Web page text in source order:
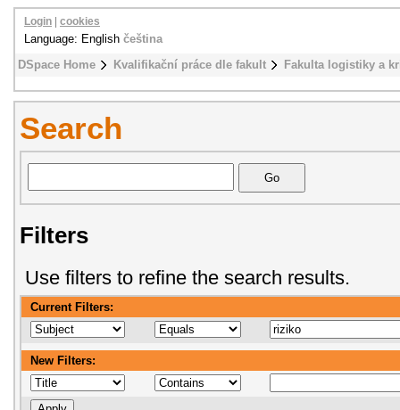
DSpace Home Kvalifikační práce dle fakult Fakulta logistiky a
Login cookies
Language: English čeština
Search
Filters
Use filters to refine the search results.
Current Filters:
New Filters: